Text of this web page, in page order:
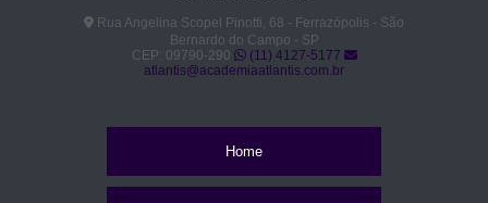
Rua Angelina Scopel Pinotti, 68 - Ferrazópolis - São
Bernardo do Campo - SP
CEP: 09790-290
(11) 4127-5177
atlantis@academiaatlantis.com.br
Home